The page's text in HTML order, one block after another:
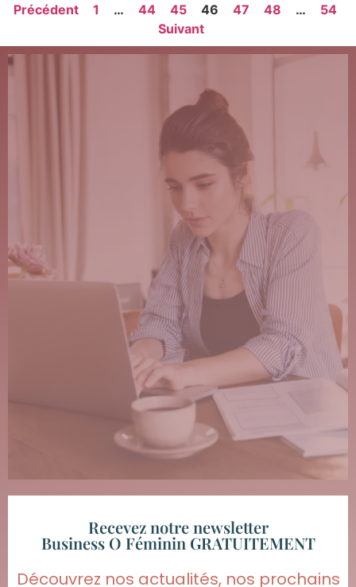
Précédent 1 … 44 45 46 47 48 …
54
Suivant
Recevez notre newsletter
Business O Féminin GRATUITEMENT
Découvrez nos actualités, nos prochains